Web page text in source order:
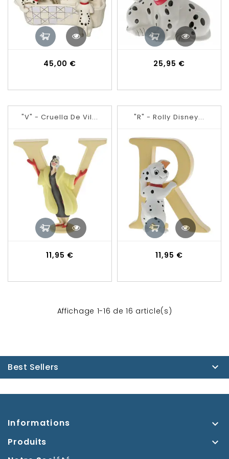
45,00 € 25,95 €Prix
"V" - Cruella De Vil...
11,95 €Prix
"R" - Rolly Disney...
11,95 €Prix
Affichage 1-16 de 16 article(s)
Best Sellers 
Informations 
Produits 